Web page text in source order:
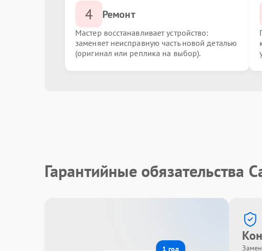
4 Ремонт
Мастер восстанавливает устройство:
заменяет неисправную часть новой деталью
(оригинал или реплика на выбор).
Гарантийные обязательства
1 год